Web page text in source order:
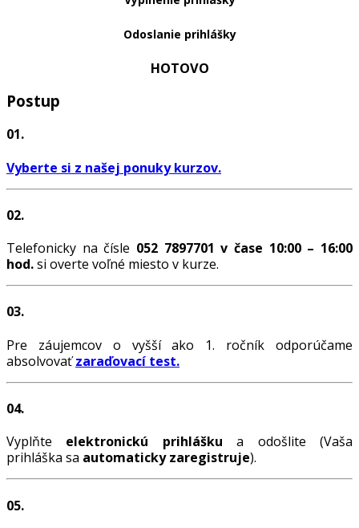
Odoslanie prihlášky
HOTOVO
Postup
01.
Vyberte si z našej ponuky kurzov.
02.
Telefonicky na čísle 052 7897701 v čase 10:00 – 16:00
hod.si overte voľné miesto v kurze.
03.
Pre záujemcov o vyšší ako 1. ročník odporúčame
absolvovaťzaraďovací test.
04.
Vyplňte elektronickú prihlášku a odošlite (Vaša
prihláška sa automaticky zaregistruje).
05.